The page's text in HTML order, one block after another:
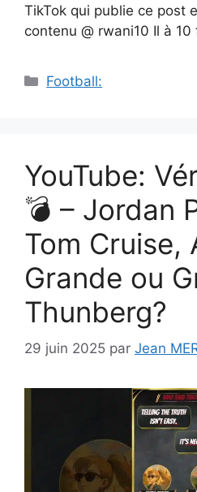
TikTok qui publie ce post
contenu @ rwani10 Il à
Catégories
Football:
YouTube:
💣 – Jordan
Tom Cruise,
Grande ou
Thunberg?
29 juin 2025 par Jean